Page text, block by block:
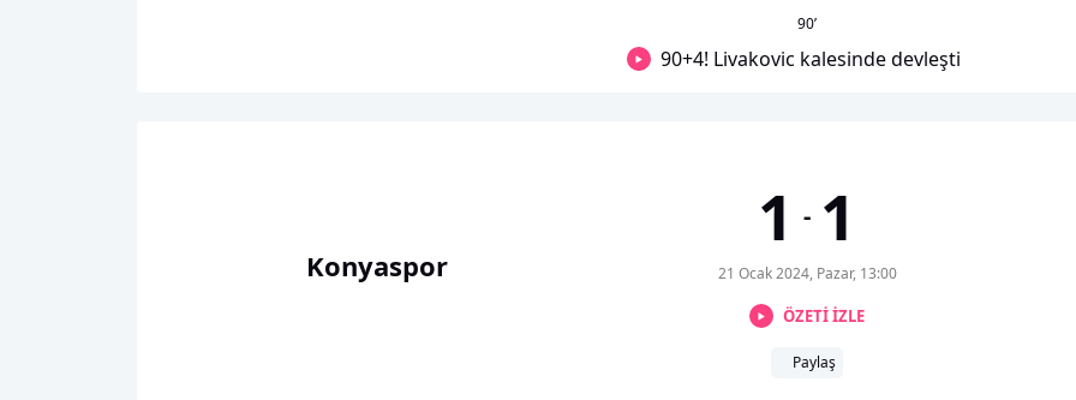
90’
90+4! Livakovic kalesinde devleşti
Konyaspor
1 - 1
21 Ocak 2024, Pazar, 13:00
ÖZETİ İZLE
Paylaş